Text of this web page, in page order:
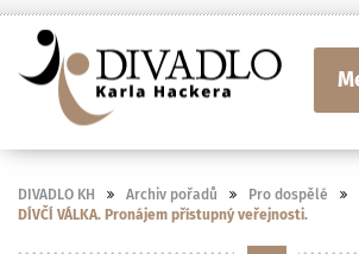
DIVADLO KH Archiv pořadů
Pro dospělé
DÍVČÍ VÁLKA. Pronájem přístupný veřejnosti.